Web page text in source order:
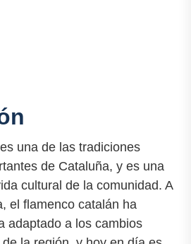
una de las tradiciones
de Cataluña, y es una
cultural de la comunidad. A
el flamenco catalán ha
adaptado a los cambios